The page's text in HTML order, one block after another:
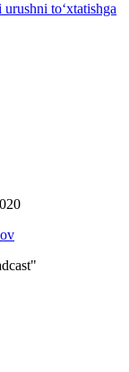
to‘xtatishga